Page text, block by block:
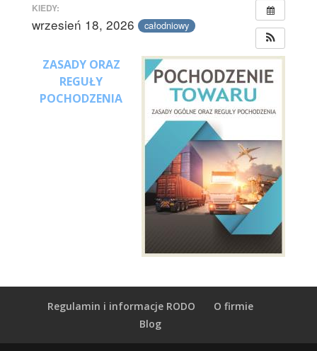
KIEDY:
wrzesień 18, 2026 całodniowy
ZASADY ORAZ
REGUŁY
POCHODZENIA
Regulamin i informacje RODO
O firmie
Blog